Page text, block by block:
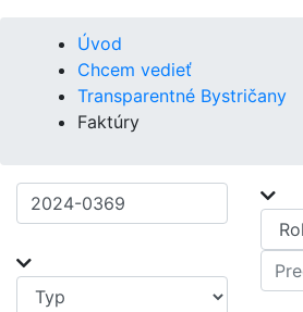
Úvod
Chcem vedieť
Transparentné Bystričany
Faktúry